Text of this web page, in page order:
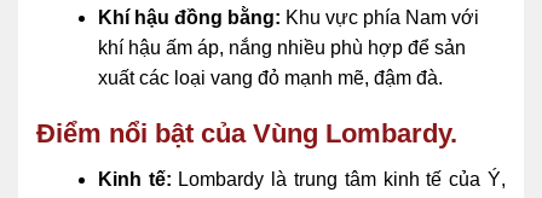
Khí hậu đồng bằng: Khu vực phía Nam với
khí hậu ấm áp, nắng nhiều phù hợp để sản
xuất các loại vang đỏ mạnh mẽ, đậm đà.
Điểm nổi bật của Vùng Lombardy.
Kinh tế: Lombardy là trung tâm kinh tế của Ý,